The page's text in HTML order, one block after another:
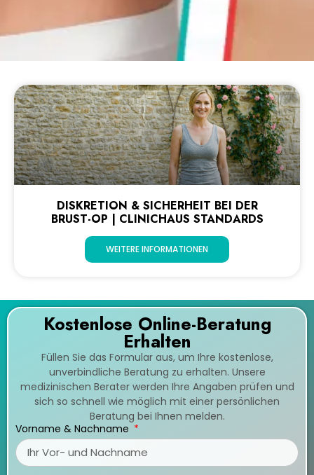
DISKRETION & SICHERHEIT BEI DER
BRUST-OP | CLINICHAUS STANDARDS
WEITERE INFORMATIONEN
Kostenlose Online-Beratung
Erhalten
Füllen Sie das Formular aus, um Ihre kostenlose,
unverbindliche Beratung zu erhalten. Unsere
medizinischen Berater werden Ihre Angaben prüfen und
sich so schnell wie möglich mit einer persönlichen
Beratung bei Ihnen melden.
Vorname & Nachname